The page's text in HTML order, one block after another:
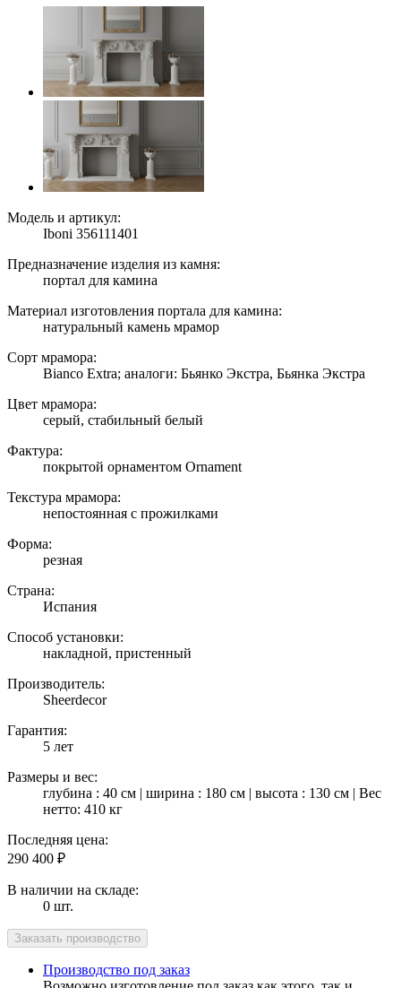
Модель и артикул:
Iboni 356111401
Предназначение изделия из камня:
портал для камина
Материал изготовления портала для камина:
натуральный камень мрамор
Сорт мрамора:
Bianco Extra; аналоги: Бьянко Экстра, Бьянка Экстра
Цвет мрамора:
серый, стабильный белый
Фактура:
покрытой орнаментом Ornament
Текстура мрамора:
непостоянная с прожилками
Форма:
резная
Страна:
Испания
Способ установки:
накладной, пристенный
Производитель:
Sheerdecor
Гарантия:
5 лет
Размеры и вес:
глубина : 40 см | ширина : 180 см | высота : 130 см | Вес
нетто: 410 кг
Последняя цена:
290 400 ₽
В наличии на складе:
0 шт.
Производство под заказ